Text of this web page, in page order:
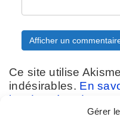
Gérer
Ce site utilise
indésirables. En
les données de vos